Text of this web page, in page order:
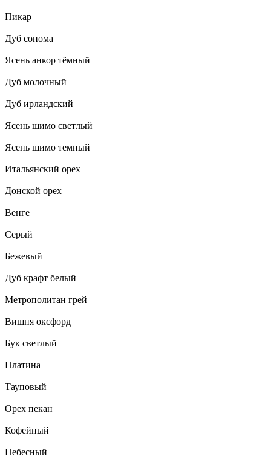
Пикар
Дуб сонома
Ясень анкор тёмный
Дуб молочный
Дуб ирландский
Ясень шимо светлый
Ясень шимо темный
Итальянский орех
Донской орех
Венге
Серый
Бежевый
Дуб крафт белый
Метрополитан грей
Вишня оксфорд
Бук светлый
Платина
Тауповый
Орех пекан
Кофейный
Небесный